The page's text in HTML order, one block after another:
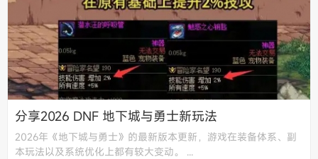
分享2026 DNF 地下城与勇士新玩法
2026年《地下城与勇士》的最新版本更新，游戏在装备体系、副
本玩法以及系统优化上都有较大变动。 ...